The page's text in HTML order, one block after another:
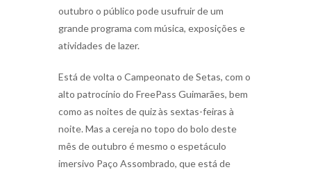
outubro o público pode usufruir de um
grande programa com música, exposições e
atividades de lazer.
Está de volta o Campeonato de Setas, com o
alto patrocínio do FreePass Guimarães, bem
como as noites de quiz às sextas-feiras à
noite. Mas a cereja no topo do bolo deste
mês de outubro é mesmo o espetáculo
imersivo Paço Assombrado, que está de